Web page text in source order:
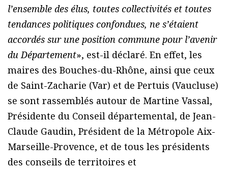
l’ensemble des élus, toutes collectivités et toutes
tendances politiques confondues, ne s’étaient
accordés sur une position commune pour l’avenir
du Département», est-il déclaré. En effet, les
maires des Bouches-du-Rhône, ainsi que ceux
de Saint-Zacharie (Var) et de Pertuis (Vaucluse)
se sont rassemblés autour de Martine Vassal,
Présidente du Conseil départemental, de Jean-
Claude Gaudin, Président de la Métropole Aix-
Marseille-Provence, et de tous les présidents
des conseils de territoires et